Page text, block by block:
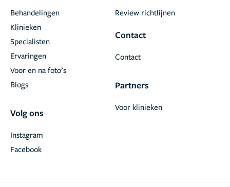
Behandelingen
Klinieken
Specialisten
Ervaringen
Voor en na foto’s
Blogs
Volg ons
Facebook
Instagram
Review richtlijnen
Contact
Contact
Partners
Voor klinieken